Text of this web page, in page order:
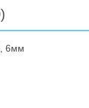
6мм